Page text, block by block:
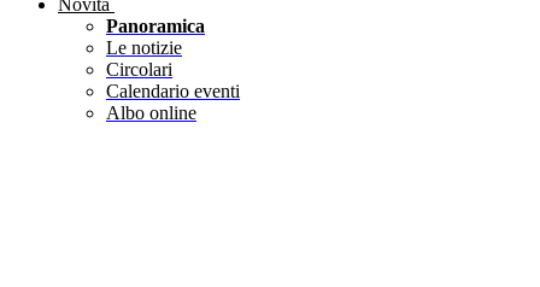
Novità
Panoramica
Le notizie
Circolari
Calendario eventi
Albo online